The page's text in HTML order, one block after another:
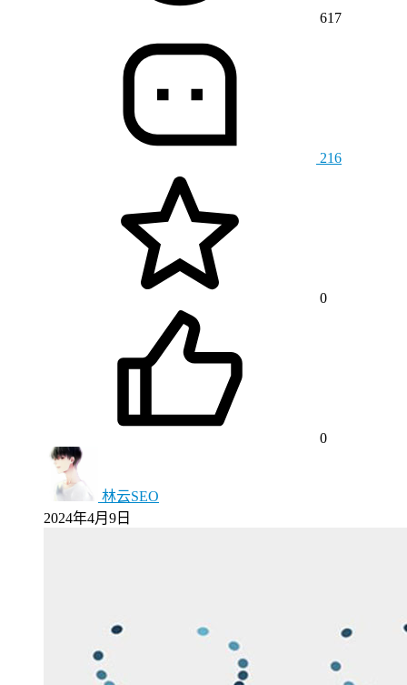
617
216
0
0
林云SEO
2024年4月9日